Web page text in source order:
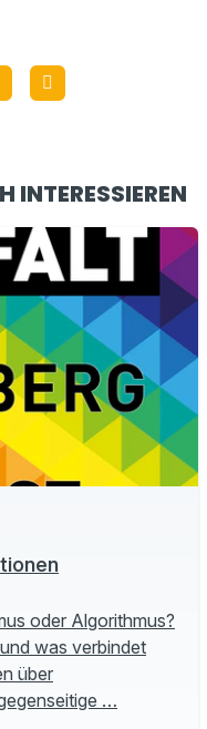
INTERESSIEREN
oder Algorithmus?
was verbindet
über
…